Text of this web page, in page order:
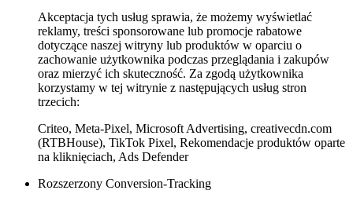
Akceptacja tych usług sprawia, że możemy wyświetlać
reklamy, treści sponsorowane lub promocje rabatowe
dotyczące naszej witryny lub produktów w oparciu o
zachowanie użytkownika podczas przeglądania i zakupów
oraz mierzyć ich skuteczność. Za zgodą użytkownika
korzystamy w tej witrynie z następujących usług stron
trzecich:
Criteo, Meta-Pixel, Microsoft Advertising, creativecdn.com
(RTBHouse), TikTok Pixel, Rekomendacje produktów oparte
na kliknięciach, Ads Defender
Rozszerzony Conversion-Tracking